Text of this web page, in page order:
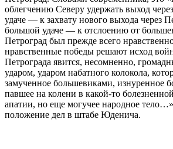
облегчению Северу удержать выход
удаче — к захвату нового выхода через
большой удаче — к отслоению от
Петроград был прежде всего
нравственные победы решают исход
Петрограда явится, несомненно,
ударом, ударом набатного колокола,
замученное большевиками, изнуренное
павшее на колени в какой-то
апатии, но еще могучее народное
положение дел в штабе Юденича.